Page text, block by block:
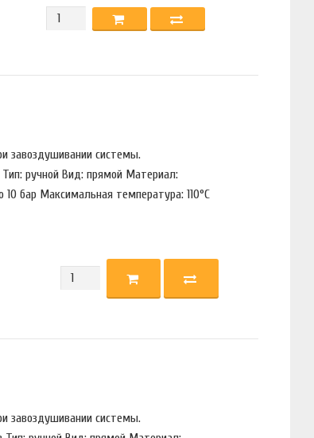
завоздушивании системы.
ручной Вид: прямой Материал:
бар Максимальная температура: 110°С
завоздушивании системы.